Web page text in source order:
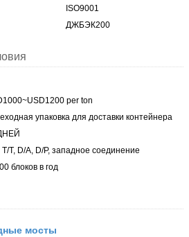
ISO9001
ДЖБЭК200
per ton
упаковка для доставки контейнера
T/T, D/A, D/P, западное соединение
блоков в год
мосты